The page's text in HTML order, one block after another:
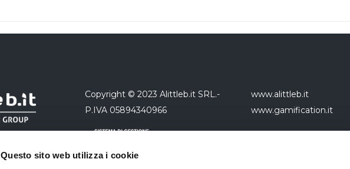
Questo sito web utilizza i cookie
Copyright © 2023 Alittleb.it SRL.-
P.IVA 05894340966
www.alittleb.it
www.gamification.it